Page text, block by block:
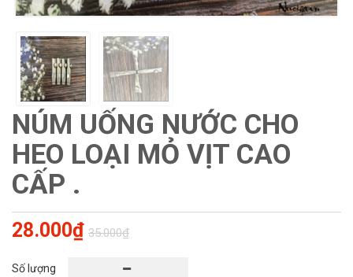
NÚM UỐNG NƯỚC CHO
HEO LOẠI MỎ VỊT CAO
CẤP .
28.000₫ 35.000₫
Số lượng